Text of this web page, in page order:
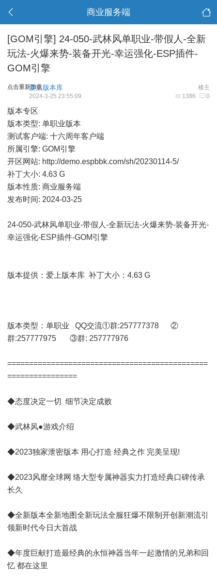
商业服务端
[GOM引擎] 24-050-武林风单职业-带假人-全新
玩法-火爆来势-装备开光-幸运强化-ESP插件-
GOM引擎
点击重新加载 楼主
爱上版本库
1386 0
2024-3-25 23:55:09
版本专区
版本类型: 单职业版本
测试客户端: 十六周年客户端
所属引擎: GOM引擎
开区网站: http://demo.espbbk.com/sh/20230114-5/
补丁大小: 4.63 G
版本性质: 商业服务端
发布时间: 2024-03-25
24-050-武林风单职业-带假人-全新玩法-火爆来势-装备开光-
幸运强化-ESP插件-GOM引擎
版本提供：爱上版本库 补丁大小：4.63 G
版本类型：单职业 QQ交流①群:257777378 ②
群:257777975 ③群: 257777976
==============================================
================
◆态度决定一切 细节决定成败
◆武林风●游戏介绍
◆2023独家泄密版本 用心打造 经典之作 完美呈现!
◆2023风靡全球网 络大型专属神器实力打造经典口碑传承
长久
◆全新版本全新地图全新玩法全服狂爆不限制开创新潮流引
领新时代今日大首战
◆年度巨献打造最经典的永恒神器当年一起激情的兄弟和回
忆 都在这里